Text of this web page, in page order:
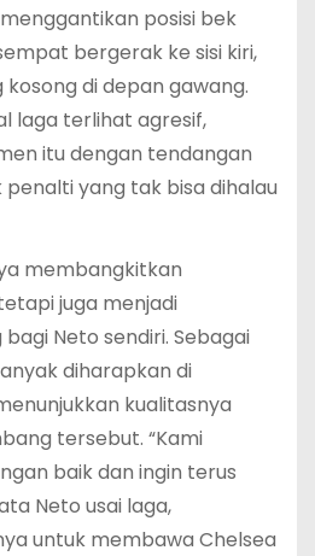
posisi bek
bergerak ke sisi kiri,
di depan gawang.
laga terlihat agresif,
itu dengan tendangan
yang tak bisa dihalau
membangkitkan
juga menjadi
Neto sendiri. Sebagai
diharapkan di
kualitasnya
tersebut. “Kami
baik dan ingin terus
Neto usai laga,
untuk membawa Chelsea